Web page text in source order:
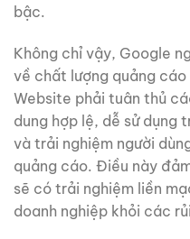
bậc.
Không chỉ vậy, Google
về chất lượng quảng
Website phải tuân thủ
dung hợp lệ, dễ sử dụng
và trải nghiệm người
quảng cáo. Điều này
sẽ có trải nghiệm liền
doanh nghiệp khỏi các